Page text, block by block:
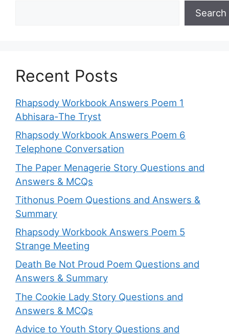
Search
Recent Posts
Rhapsody Workbook Answers Poem 1
Abhisara-The Tryst
Rhapsody Workbook Answers Poem 6
Telephone Conversation
The Paper Menagerie Story Questions and
Answers & MCQs
Tithonus Poem Questions and Answers &
Summary
Rhapsody Workbook Answers Poem 5
Strange Meeting
Death Be Not Proud Poem Questions and
Answers & Summary
The Cookie Lady Story Questions and
Answers & MCQs
Advice to Youth Story Questions and